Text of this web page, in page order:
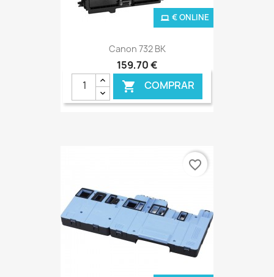
Canon 732 BK
159,70 €
 COMPRAR
€ ONLINE
favorite_border